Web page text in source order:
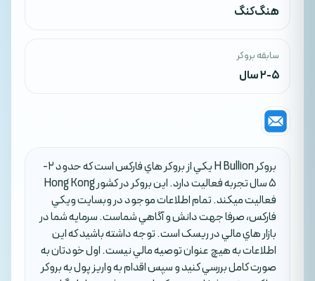
هنگ‌کنگ
سابقه بروکر
2-5 سال
بروکر H Bullion يکي از بروکر هاي فارکس است که حدود 2-
5 سال تجربه فعاليت دارد. اين بروکر در کشور Hong Kong
فعاليت ميکند. تمام اطلاعات موجود در وبسايت ويکي
فارکس، صرفا جهت دانش و آگاهي شماست. سرمايه شما در
بازار هاي مالي در ريسک است. توجه داشته باشيد که اين
اطلاعات به هيچ عنوان توصيه مالي نيست. اول خودتان به
صورت کامل بررسي کنيد و سپس اقدام به واريز پول به بروکر